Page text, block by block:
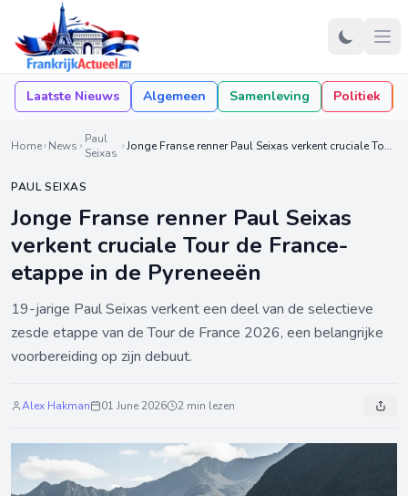
Laatste Nieuws Algemeen Samenleving Politiek
Home News
Paul
Seixas
Jonge Franse renner Paul Seixas verkent cruciale Tour de France-etappe in de Pyreneeën
PAUL SEIXAS
Jonge Franse renner Paul Seixas
verkent cruciale Tour de France-
etappe in de Pyreneeën
19-jarige Paul Seixas verkent een deel van de selectieve
zesde etappe van de Tour de France 2026, een belangrijke
voorbereiding op zijn debuut.
Alex Hakman 01 June 2026 2 min lezen